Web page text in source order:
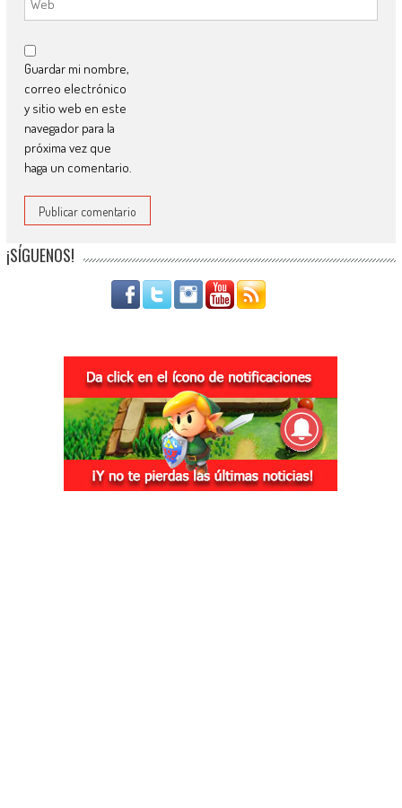
Guardar mi nombre,
correo electrónico
y sitio web en este
navegador para la
próxima vez que
haga un comentario.
¡SÍGUENOS!